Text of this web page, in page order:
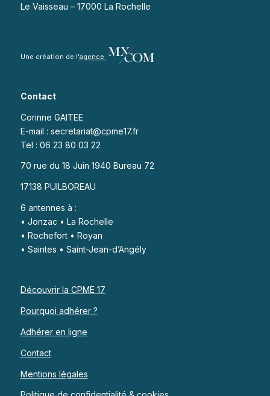
Le Vaisseau – 17000 La Rochelle
Une création de l’agence
Contact
Corinne GAITEE
E-mail : secretariat@cpme17.fr
Tel : 06 23 80 03 22
70 rue du 18 Juin 1940 Bureau 72
17138 PUILBOREAU
6 antennes à :
• Jonzac • La Rochelle
• Rochefort • Royan
• Saintes • Saint-Jean-d’Angély
Découvrir la CPME 17
Pourquoi adhérer ?
Adhérer en ligne
Contact
Mentions légales